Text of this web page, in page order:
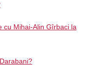
cu Mihai-Alin Gîrbaci la